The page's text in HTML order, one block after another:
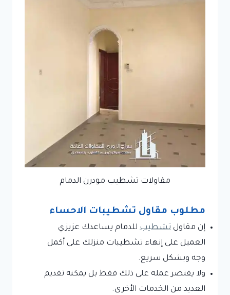
مقاولات تشطيب مودرن الدمام
مطلوب مقاول تشطيبات الاحساء
إن مقاول تشطيب للدمام يساعدك عزيزي
العميل على إنهاء تشطيبات منزلك على أكمل
وجه وبشكل سريع.
ولا يقتصر عمله على ذلك فقط بل يمكنه تقديم
العديد من الخدمات الأخرى.